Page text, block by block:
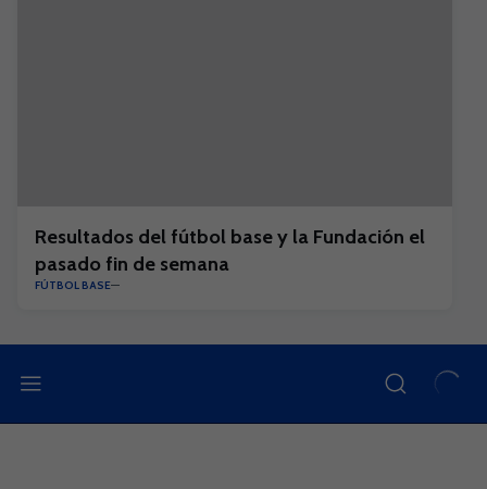
Resultados del fútbol base y la Fundación el
pasado fin de semana
FÚTBOL BASE